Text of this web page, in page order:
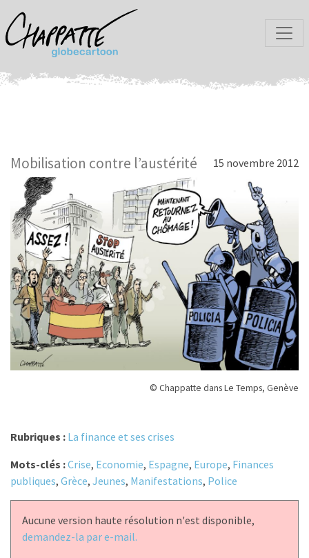
Mobilisation contre l’austérité 15 novembre 2012
© Chappatte dans Le Temps, Genève
Rubriques : La finance et ses crises
Mots-clés :Crise, Economie, Espagne, Europe, Finances
publiques, Grèce, Jeunes, Manifestations, Police
Aucune version haute résolution n'est disponible,
demandez-la par e-mail.